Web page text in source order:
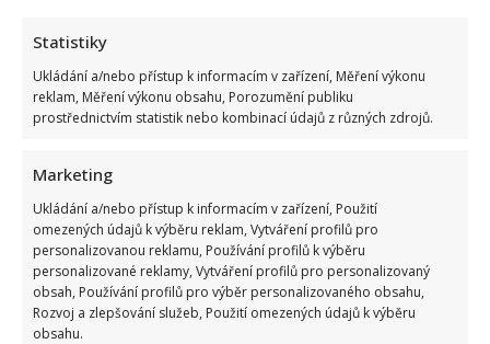
Statistiky
Ukládání a/nebo přístup k informacím v zařízení, Měření výkonu
reklam, Měření výkonu obsahu, Porozumění publiku
prostřednictvím statistik nebo kombinací údajů z různých zdrojů.
Marketing
Ukládání a/nebo přístup k informacím v zařízení, Použití
omezených údajů k výběru reklam, Vytváření profilů pro
personalizovanou reklamu, Používání profilů k výběru
personalizované reklamy, Vytváření profilů pro personalizovaný
obsah, Používání profilů pro výběr personalizovaného obsahu,
Rozvoj a zlepšování služeb, Použití omezených údajů k výběru
obsahu.
Napsat komentář
Vaše e-mailová adresa nebude zveřejněna.
Vyžadované informace jsou označeny*